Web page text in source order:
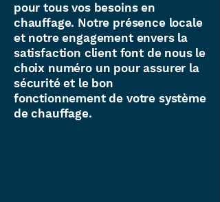
pour tous vos besoins en
chauffage. Notre présence locale
et notre engagement envers la
satisfaction client font de nous le
choix numéro un pour assurer la
sécurité et le bon
fonctionnement de votre système
de chauffage.